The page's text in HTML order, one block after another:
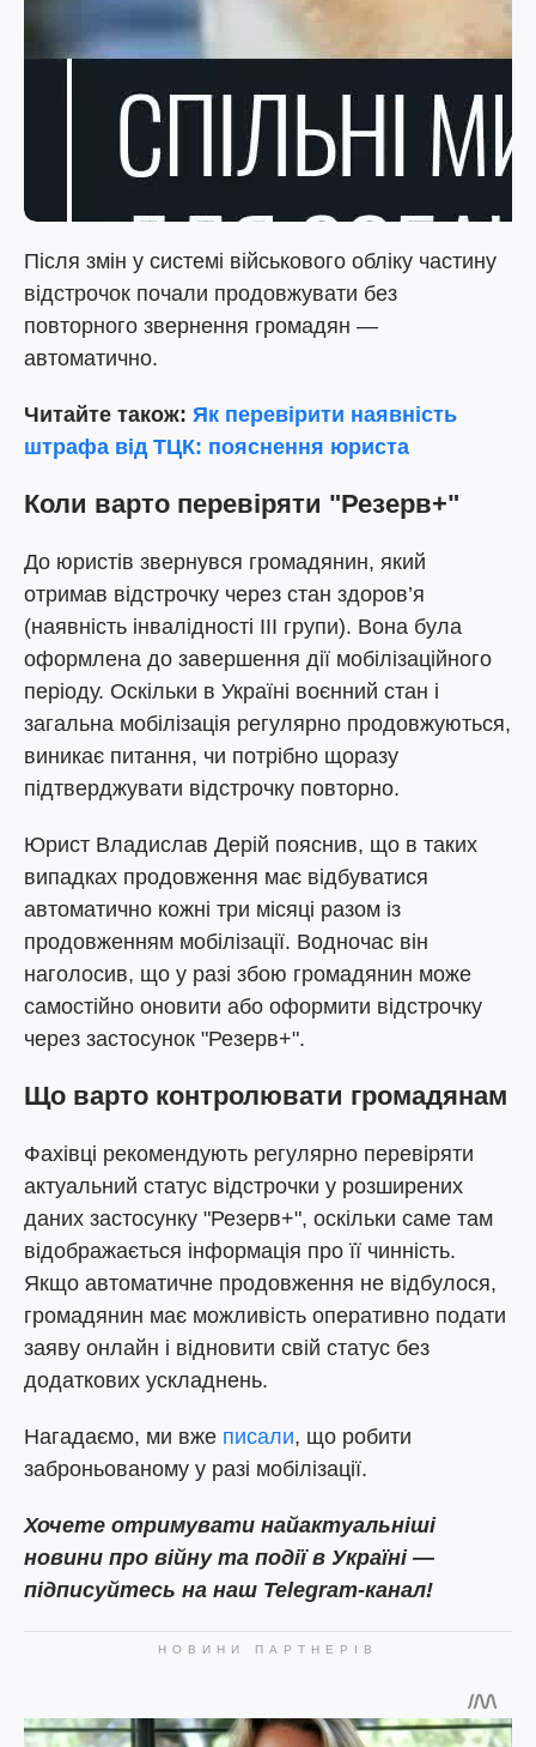
Після змін у системі військового обліку частину
відстрочок почали продовжувати без
повторного звернення громадян —
автоматично.
Читайте також: Як перевірити наявність
штрафа від ТЦК: пояснення юриста
Коли варто перевіряти "Резерв+"
До юристів звернувся громадянин, який
отримав відстрочку через стан здоров’я
(наявність інвалідності III групи). Вона була
оформлена до завершення дії мобілізаційного
періоду. Оскільки в Україні воєнний стан і
загальна мобілізація регулярно продовжуються,
виникає питання, чи потрібно щоразу
підтверджувати відстрочку повторно.
Юрист Владислав Дерій пояснив, що в таких
випадках продовження має відбуватися
автоматично кожні три місяці разом із
продовженням мобілізації. Водночас він
наголосив, що у разі збою громадянин може
самостійно оновити або оформити відстрочку
через застосунок "Резерв+".
Що варто контролювати громадянам
Фахівці рекомендують регулярно перевіряти
актуальний статус відстрочки у розширених
даних застосунку "Резерв+", оскільки саме там
відображається інформація про її чинність.
Якщо автоматичне продовження не відбулося,
громадянин має можливість оперативно подати
заяву онлайн і відновити свій статус без
додаткових ускладнень.
Нагадаємо, ми вже писали, що робити
заброньованому у разі мобілізації.
Хочете отримувати найактуальніші
новини про війну та події в Україні —
підписуйтесь на наш Telegram-канал!